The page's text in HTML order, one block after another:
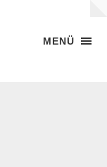
MENÜ